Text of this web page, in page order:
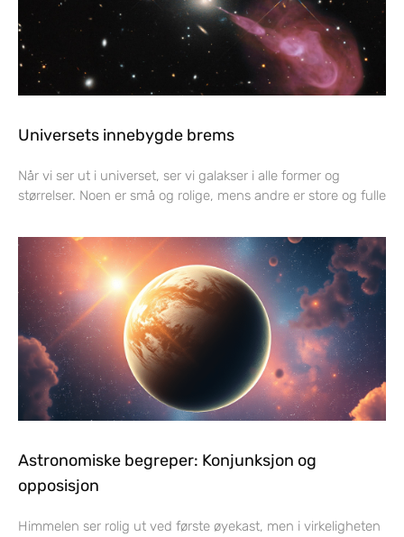
Universets innebygde brems
Når vi ser ut i universet, ser vi galakser i alle former og
størrelser. Noen er små og rolige, mens andre er store og fulle
Astronomiske begreper: Konjunksjon og
opposisjon
Himmelen ser rolig ut ved første øyekast, men i virkeligheten